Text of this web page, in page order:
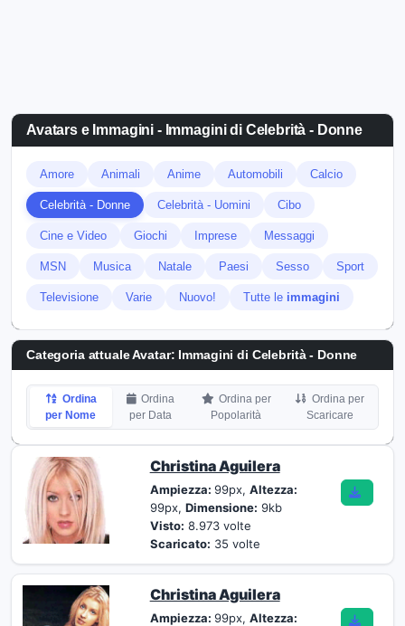
Avatars e Immagini - Immagini di Celebrità - Donne
Amore Animali Anime Automobili Calcio
Celebrità - Donne Celebrità - Uomini Cibo
Cine e Video Giochi Imprese Messaggi
MSN Musica Natale Paesi Sesso Sport
Televisione Varie Nuovo! Tutte le immagini
Categoria attuale Avatar: Immagini di Celebrità - Donne
Ordina
per Nome
Ordina
per Data
Ordina per
Popolarità
Ordina per
Scaricare
Christina Aguilera
Ampiezza: 99px, Altezza:
99px, Dimensione: 9kb
Visto: 8.973 volte
Scaricato: 35 volte
Christina Aguilera
Ampiezza: 99px, Altezza: